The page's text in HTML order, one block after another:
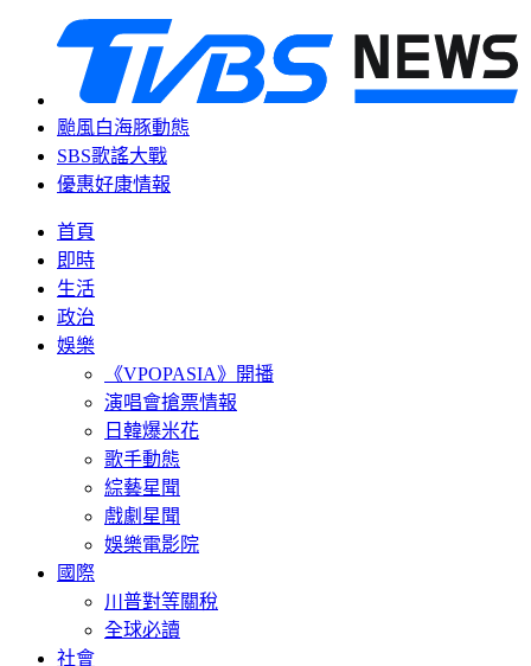
颱風白海豚動態
SBS歌謠大戰
優惠好康情報
首頁
即時
生活
政治
娛樂
《VPOPASIA》開播
演唱會搶票情報
日韓爆米花
歌手動態
綜藝星聞
戲劇星聞
娛樂電影院
國際
川普對等關稅
全球必讀
社會